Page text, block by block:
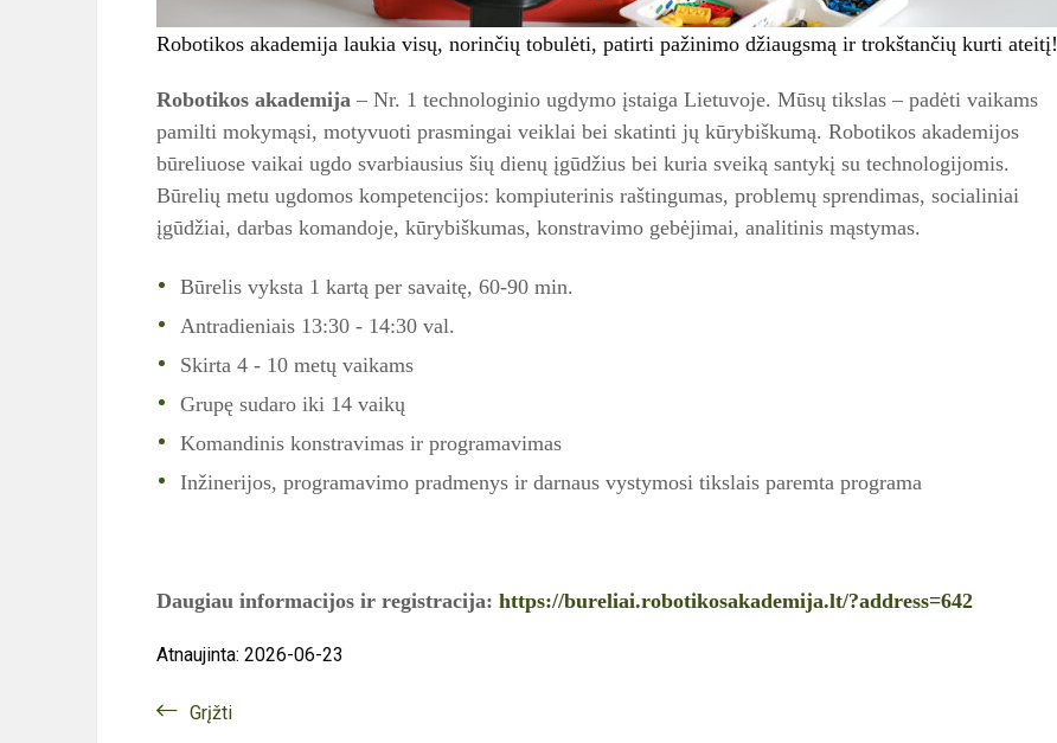
Robotikos akademija laukia visų, norinčių tobulėti, patirti pažinimo džiaugsmą ir trokštančių kurti ateitį!
Robotikos akademija – Nr. 1 technologinio ugdymo įstaiga Lietuvoje. Mūsų tikslas – padėti vaikams
pamilti mokymąsi, motyvuoti prasmingai veiklai bei skatinti jų kūrybiškumą. Robotikos akademijos
būreliuose vaikai ugdo svarbiausius šių dienų įgūdžius bei kuria sveiką santykį su technologijomis.
Būrelių metu ugdomos kompetencijos: kompiuterinis raštingumas, problemų sprendimas, socialiniai
įgūdžiai, darbas komandoje, kūrybiškumas, konstravimo gebėjimai, analitinis mąstymas.
Būrelis vyksta 1 kartą per savaitę, 60-90 min.
Antradieniais 13:30 - 14:30 val.
Skirta 4 - 10 metų vaikams
Grupę sudaro iki 14 vaikų
Komandinis konstravimas ir programavimas
Inžinerijos, programavimo pradmenys ir darnaus vystymosi tikslais paremta programa
Daugiau informacijos ir registracija: https://bureliai.robotikosakademija.lt/?address=642
Atnaujinta: 2026-06-23
Grįžti